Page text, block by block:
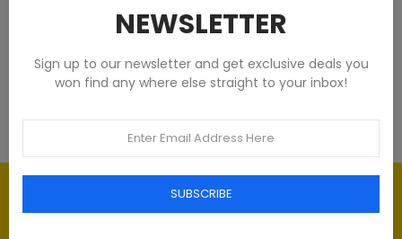
Tommy Hilfiger Chemises - Homme -
Blanches
€93.00
Élégance intemporelle : l'art du
Luxe
NEWSLETTER
Sign up to our newsletter and get exclusive deals you
won find any where else straight to your inbox!
SUBSCRIBE